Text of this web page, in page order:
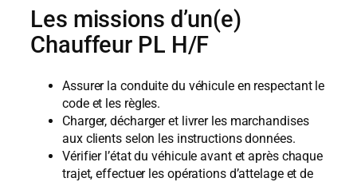
Les missions d’un(e)
Chauffeur PL H/F
Assurer la conduite du véhicule en respectant le
code et les règles.
Charger, décharger et livrer les marchandises
aux clients selon les instructions données.
Vérifier l’état du véhicule avant et après chaque
trajet, effectuer les opérations d’attelage et de